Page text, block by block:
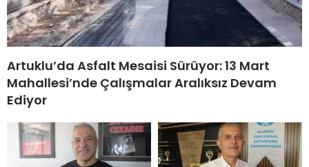
Artuklu’da Asfalt Mesaisi Sürüyor: 13 Mart
Mahallesi’nde Çalışmalar Aralıksız Devam
Ediyor